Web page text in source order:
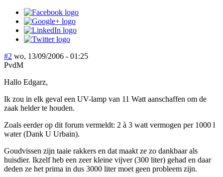
#2 wo, 13/09/2006 - 01:25
PvdM
Hallo Edgarz,
Ik zou in elk geval een UV-lamp van 11 Watt aanschaffen om de
zaak helder te houden.
Zoals eerder op dit forum vermeldt: 2 à 3 watt vermogen per 1000 l
water (Dank U Urbain).
Goudvissen zijn taaie rakkers en dat maakt ze zo dankbaar als
huisdier. Ikzelf heb een zeer kleine vijver (300 liter) gehad en daar
deden ze het prima in dus 3000 liter moet geen probleem zijn.